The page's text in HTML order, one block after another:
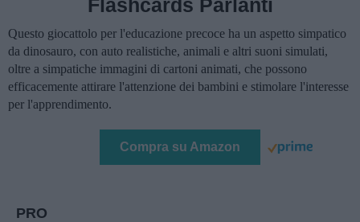
Flashcards Parlanti
Questo giocattolo per l'educazione precoce ha un aspetto simpatico
da dinosauro, con auto realistiche, animali e altri suoni simulati,
oltre a simpatiche immagini di cartoni animati, che possono
efficacemente attirare l'attenzione dei bambini e stimolare l'interesse
per l'apprendimento.
Compra su Amazon
PRO